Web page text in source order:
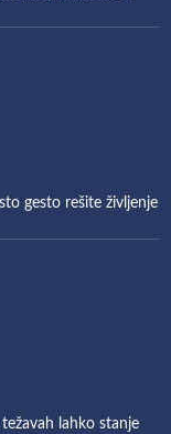
gesto rešite življenje
lahko stanje